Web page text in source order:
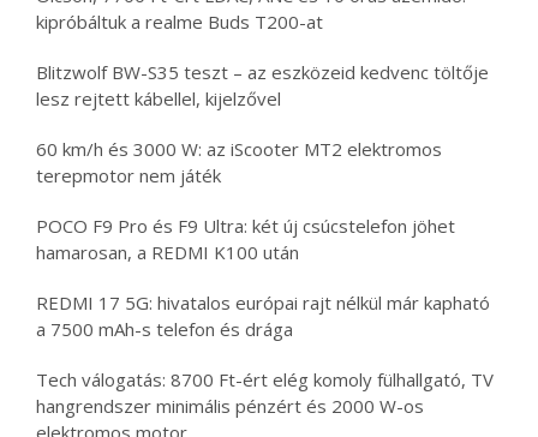
kipróbáltuk a realme Buds T200-at
Blitzwolf BW-S35 teszt – az eszközeid kedvenc töltője
lesz rejtett kábellel, kijelzővel
60 km/h és 3000 W: az iScooter MT2 elektromos
terepmotor nem játék
POCO F9 Pro és F9 Ultra: két új csúcstelefon jöhet
hamarosan, a REDMI K100 után
REDMI 17 5G: hivatalos európai rajt nélkül már kapható
a 7500 mAh-s telefon és drága
Tech válogatás: 8700 Ft-ért elég komoly fülhallgató, TV
hangrendszer minimális pénzért és 2000 W-os
elektromos motor